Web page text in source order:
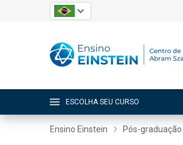
ESCOLHA SEU CURSO
Ensino Einstein Pós-graduação